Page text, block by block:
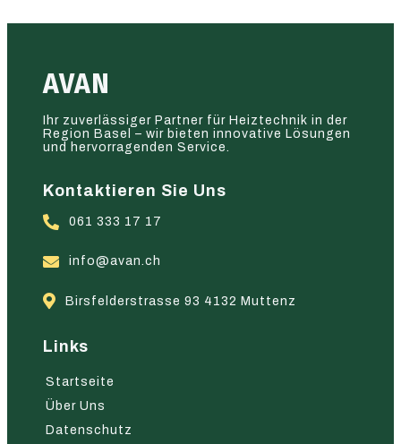
AVAN
Ihr zuverlässiger Partner für Heiztechnik in der
Region Basel – wir bieten innovative Lösungen
und hervorragenden Service.
Kontaktieren Sie Uns
061 333 17 17
info@avan.ch
Birsfelderstrasse 93 4132 Muttenz
Links
Startseite
Über Uns
Datenschutz